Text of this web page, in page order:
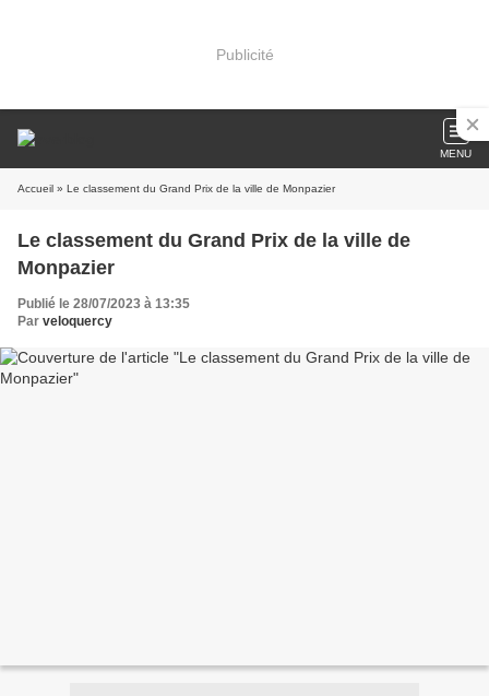
Publicité
MENU
Accueil » Le classement du Grand Prix de la ville de Monpazier
Le classement du Grand Prix de la ville de
Monpazier
Publié le 28/07/2023 à 13:35
Par veloquercy